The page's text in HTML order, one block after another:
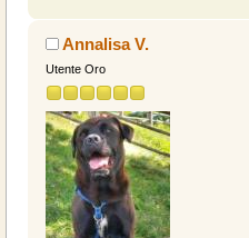
Annalisa V.
Utente Oro